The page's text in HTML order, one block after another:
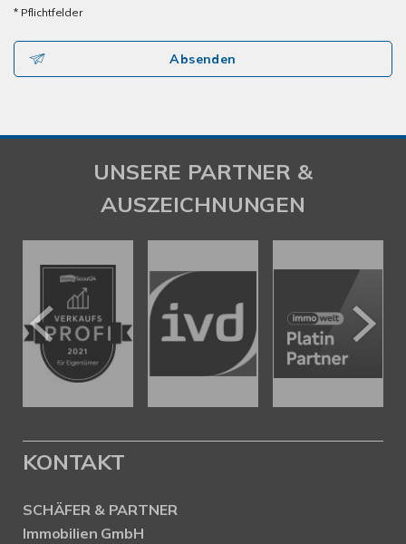
* Pflichtfelder
Absenden
UNSERE PARTNER &
AUSZEICHNUNGEN
KONTAKT
SCHÄFER & PARTNER
Immobilien GmbH